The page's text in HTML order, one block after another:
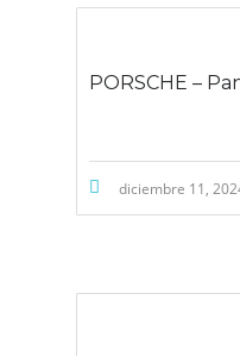
PORSCHE –
diciembre 11,